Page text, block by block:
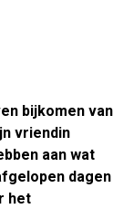
bijkomen van
vriendin
aan wat
dagen
het